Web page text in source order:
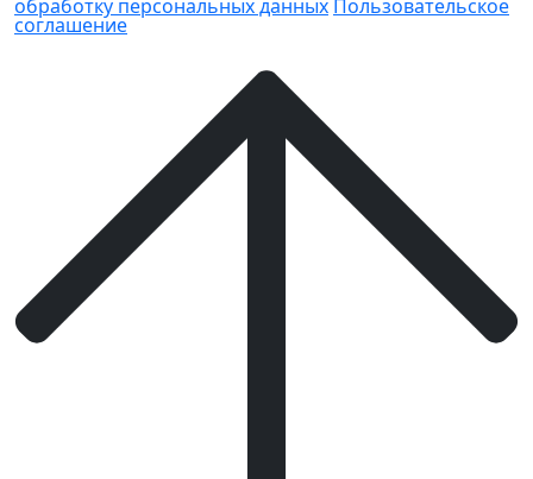
обработку персональных данных Пользовательское
соглашение